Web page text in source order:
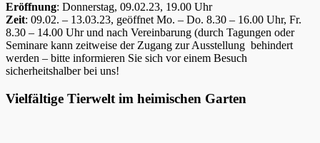
Eröffnung: Donnerstag, 09.02.23, 19.00 Uhr
Zeit: 09.02. – 13.03.23, geöffnet Mo. – Do. 8.30 – 16.00 Uhr, Fr.
8.30 – 14.00 Uhr und nach Vereinbarung (durch Tagungen oder
Seminare kann zeitweise der Zugang zur Ausstellung behindert
werden – bitte informieren Sie sich vor einem Besuch
sicherheitshalber bei uns!
Vielfältige Tierwelt im heimischen Garten